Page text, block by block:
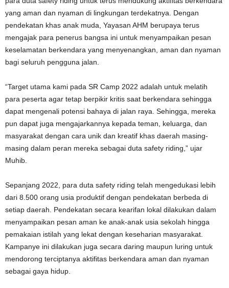
yang aman dan nyaman di lingkungan terdekatnya. Dengan
pendekatan khas anak muda, Yayasan AHM berupaya terus
mengajak para penerus bangsa ini untuk menyampaikan pesan
keselamatan berkendara yang menyenangkan, aman dan nyaman
bagi seluruh pengguna jalan.
“Target utama kami pada SR Camp 2022 adalah untuk melatih
para peserta agar tetap berpikir kritis saat berkendara sehingga
dapat mengenali potensi bahaya di jalan raya. Sehingga, mereka
pun dapat juga mengajarkannya kepada teman, keluarga, dan
masyarakat dengan cara unik dan kreatif khas daerah masing-
masing dalam peran mereka sebagai duta safety riding,” ujar
Muhib.
Sepanjang 2022, para duta safety riding telah mengedukasi lebih
dari 8.500 orang usia produktif dengan pendekatan berbeda di
setiap daerah. Pendekatan secara kearifan lokal dilakukan dalam
menyampaikan pesan aman ke anak-anak usia sekolah hingga
pemakaian istilah yang lekat dengan keseharian masyarakat.
Kampanye ini dilakukan juga secara daring maupun luring untuk
mendorong terciptanya aktifitas berkendara aman dan nyaman
sebagai gaya hidup.